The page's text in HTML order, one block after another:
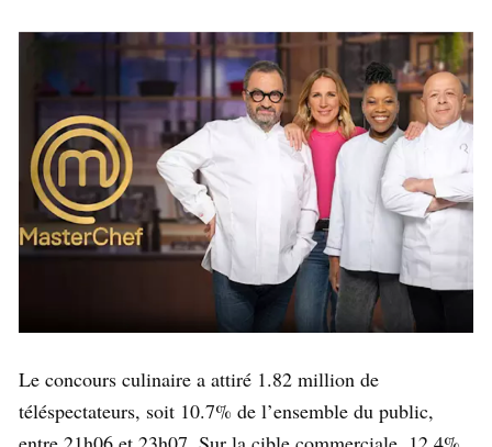
Le concours culinaire a attiré 1.82 million de
téléspectateurs, soit 10.7% de l’ensemble du public,